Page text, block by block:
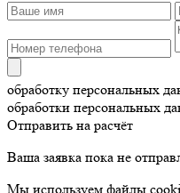
обработку персональных
обработки персональных
Отправить на расчёт
Ваша заявка пока не
Мы используем файлы